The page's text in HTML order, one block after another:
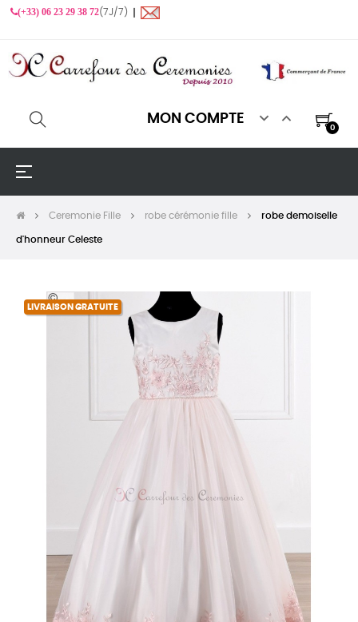
(+33) 06 23 29 38 72(7J/7) ❙
MON COMPTE  
0
Basculer
☰
Ceremonie Fille robe cérémonie fille robe demoiselle
d'honneur Celeste
LIVRAISON GRATUITE